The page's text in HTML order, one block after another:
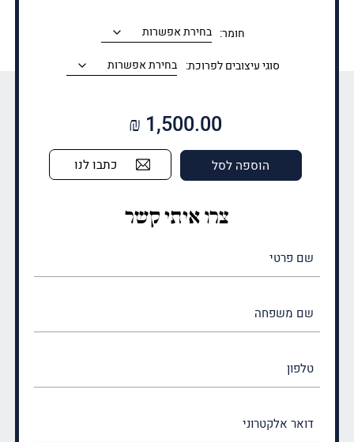
חומר:
סוגי עיצובים לפרוכת:
₪ 1,500.00
הוספה לסל כתבו לנו
צרו איתי קשר
(חובה)
(חובה)